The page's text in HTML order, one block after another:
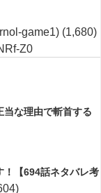
game1) (1,680)
Z0
当な理由で斬首する
！【694話ネタバレ考